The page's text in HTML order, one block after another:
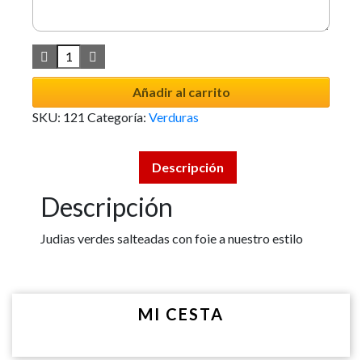
Añadir al carrito
SKU: 121 Categoría: Verduras
Descripción
Descripción
Judias verdes salteadas con foie a nuestro estilo
MI CESTA